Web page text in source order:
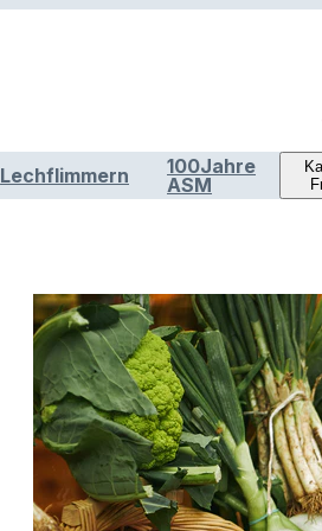
Lechflimmern
100Jahre
ASM